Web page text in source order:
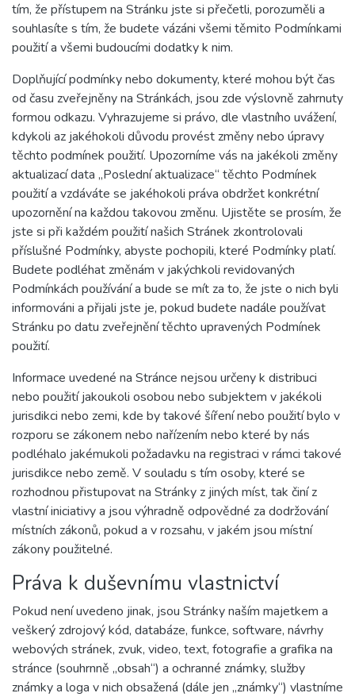
tím, že přístupem na Stránku jste si přečetli, porozuměli a
souhlasíte s tím, že budete vázáni všemi těmito Podmínkami
použití a všemi budoucími dodatky k nim.
Doplňující podmínky nebo dokumenty, které mohou být čas
od času zveřejněny na Stránkách, jsou zde výslovně zahrnuty
formou odkazu. Vyhrazujeme si právo, dle vlastního uvážení,
kdykoli az jakéhokoli důvodu provést změny nebo úpravy
těchto podmínek použití. Upozorníme vás na jakékoli změny
aktualizací data „Poslední aktualizace“ těchto Podmínek
použití a vzdáváte se jakéhokoli práva obdržet konkrétní
upozornění na každou takovou změnu. Ujistěte se prosím, že
jste si při každém použití našich Stránek zkontrolovali
příslušné Podmínky, abyste pochopili, které Podmínky platí.
Budete podléhat změnám v jakýchkoli revidovaných
Podmínkách používání a bude se mít za to, že jste o nich byli
informováni a přijali jste je, pokud budete nadále používat
Stránku po datu zveřejnění těchto upravených Podmínek
použití.
Informace uvedené na Stránce nejsou určeny k distribuci
nebo použití jakoukoli osobou nebo subjektem v jakékoli
jurisdikci nebo zemi, kde by takové šíření nebo použití bylo v
rozporu se zákonem nebo nařízením nebo které by nás
podléhalo jakémukoli požadavku na registraci v rámci takové
jurisdikce nebo země. V souladu s tím osoby, které se
rozhodnou přistupovat na Stránky z jiných míst, tak činí z
vlastní iniciativy a jsou výhradně odpovědné za dodržování
místních zákonů, pokud a v rozsahu, v jakém jsou místní
zákony použitelné.
Práva k duševnímu vlastnictví
Pokud není uvedeno jinak, jsou Stránky naším majetkem a
veškerý zdrojový kód, databáze, funkce, software, návrhy
webových stránek, zvuk, video, text, fotografie a grafika na
stránce (souhrnně „obsah“) a ochranné známky, služby
známky a loga v nich obsažená (dále jen „známky“) vlastníme